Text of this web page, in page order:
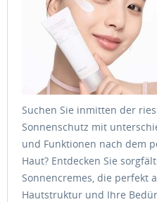
Suchen Sie inmitten der
Sonnenschutz mit
und Funktionen nach dem
Haut? Entdecken Sie
Sonnencremes, die perfekt
Hautstruktur und Ihre